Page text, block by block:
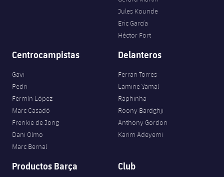
Palmarés
Jugadors
Fotos
Palmarés
Historia
Clasificaciones
Juvenil
Infantil
Alevín
PLUSICON
MÁS
Actualidad
Barça Atlètic
plusicon
más
Actualidad
Base
plusicon
más
Actualidad
Campus Verano
Jules Kounde
Eric García
Héctor Fort
Centrocampistas
Gavi
Pedri
Fermín López
Marc Casadó
Frenkie de Jong
Dani Olmo
Marc Bernal
Delanteros
Ferran Torres
Lamine Yamal
Raphinha
Roony Bardghji
Anthony Gordon
Karim Adeyemi
Productos Barça Club